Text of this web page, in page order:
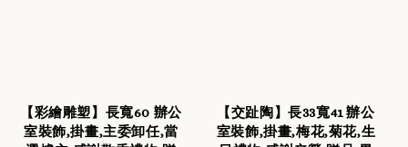
【彩繪雕塑】長寬60 辦公
室裝飾,掛畫,主委卸任,當
【交趾陶】長33寬41 辦公
室裝飾,掛畫,梅花,菊花,生